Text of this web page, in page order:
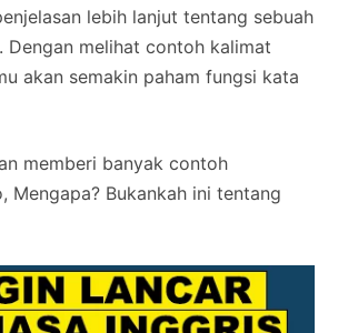
lebih lanjut tentang sebuah
Dengan melihat contoh kalimat
akan semakin paham fungsi kata
memberi banyak contoh
Mengapa? Bukankah ini tentang